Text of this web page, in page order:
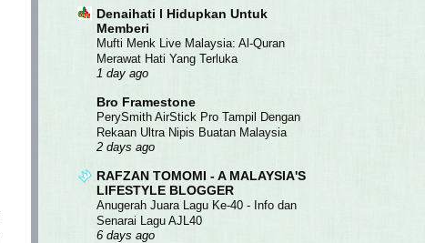
Denaihati l Hidupkan Untuk
Memberi
Mufti Menk Live Malaysia: Al-Quran
Merawat Hati Yang Terluka
1 day ago
Bro Framestone
PerySmith AirStick Pro Tampil Dengan
Rekaan Ultra Nipis Buatan Malaysia
2 days ago
RAFZAN TOMOMI - A MALAYSIA'S
LIFESTYLE BLOGGER
Anugerah Juara Lagu Ke-40 - Info dan
Senarai Lagu AJL40
6 days ago